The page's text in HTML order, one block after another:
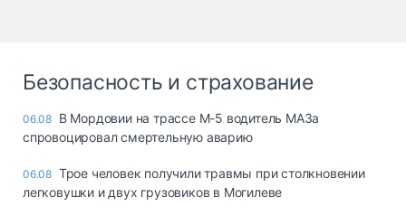
Безопасность и страхование
06.08 В Мордовии на трассе М-5 водитель МАЗа
спровоцировал смертельную аварию
06.08 Трое человек получили травмы при столкновении
легковушки и двух грузовиков в Могилеве